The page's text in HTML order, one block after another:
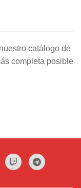
catálogo de
completa posible